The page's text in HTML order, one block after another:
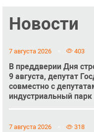
Новости
7 августа 2026 403
В преддверии Дня
9 августа, депутат
совместно с
индустриальный
7 августа 2026 318